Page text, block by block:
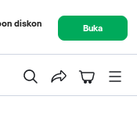
diskon
Buka